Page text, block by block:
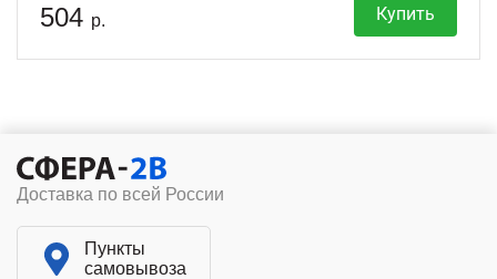
504 р. Купить
Доставка по всей России
Пункты
самовывоза